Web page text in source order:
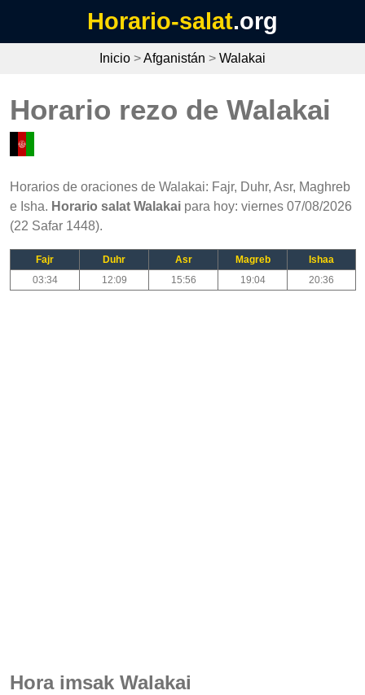
Horario-salat.org
Inicio >Afganistán > Walakai
Horario rezo de Walakai
Horarios de oraciones de Walakai: Fajr, Duhr, Asr, Maghreb
e Isha. Horario salat Walakai para hoy: viernes 07/08/2026
(22 Safar 1448).
Fajr Duhr Asr Magreb
Ishaa
03:34
12:09 15:56 19:04 20:36
Hora imsak Walakai